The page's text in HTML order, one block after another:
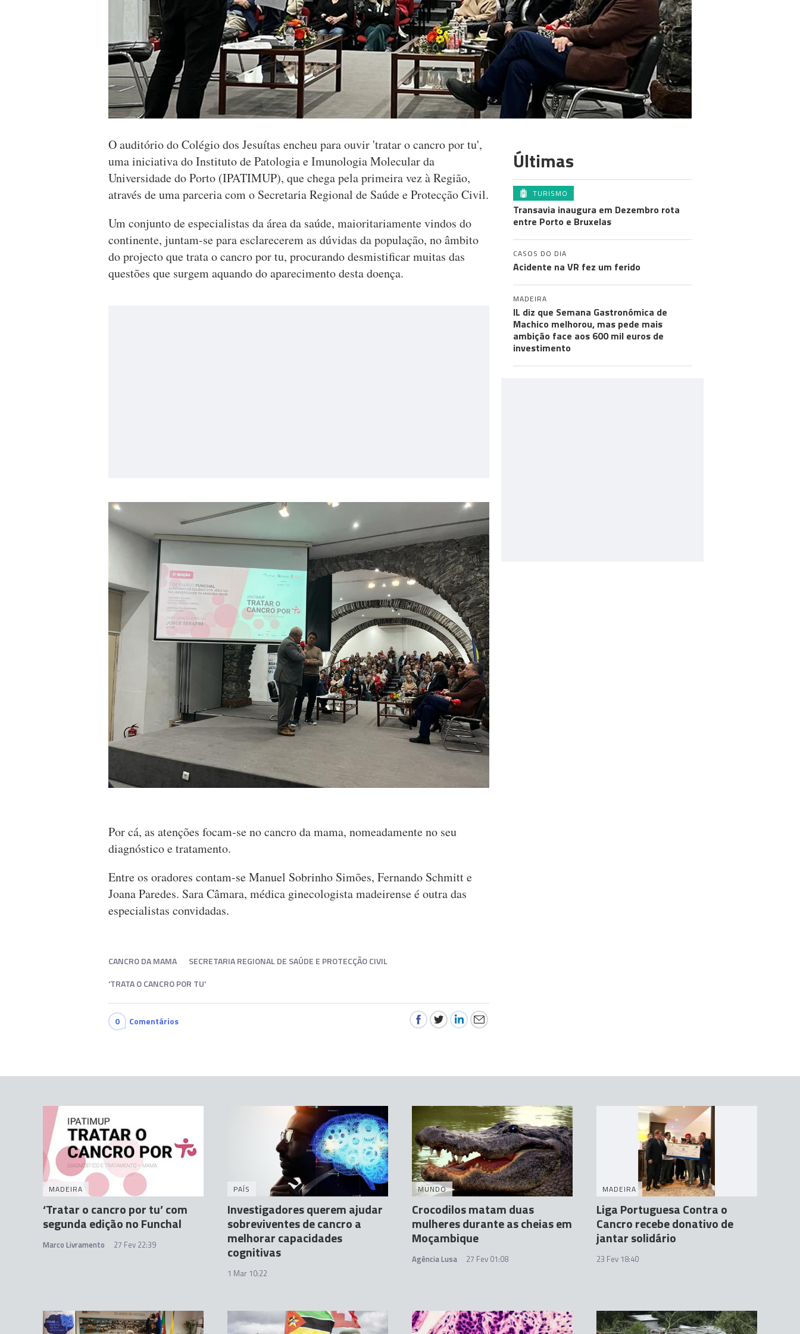
O auditório do Colégio dos Jesuítas encheu para ouvir 'tratar o cancro por tu',
uma iniciativa do Instituto de Patologia e Imunologia Molecular da
Universidade do Porto (IPATIMUP), que chega pela primeira vez à Região,
através de uma parceria com o Secretaria Regional de Saúde e Protecção Civil.
Um conjunto de especialistas da área da saúde, maioritariamente vindos do
continente, juntam-se para esclarecerem as dúvidas da população, no âmbito
do projecto que trata o cancro por tu, procurando desmistificar muitas das
questões que surgem aquando do aparecimento desta doença.
Por cá, as atenções focam-se no cancro da mama, nomeadamente no seu
diagnóstico e tratamento.
Entre os oradores contam-se Manuel Sobrinho Simões, Fernando Schmitt e
Joana Paredes. Sara Câmara, médica ginecologista madeirense é outra das
especialistas convidadas.
CANCRO DA MAMA
SECRETARIA REGIONAL DE SAÚDE E PROTECÇÃO CIVIL
'TRATA O CANCRO POR TU'
0 Comentários
Últimas
TURISMO
Transavia inaugura em Dezembro rota
entre Porto e Bruxelas
CASOS DO DIA
Acidente na VR fez um ferido
MADEIRA
IL diz que Semana Gastronómica de
Machico melhorou, mas pede mais
ambição face aos 600 mil euros de
investimento
MADEIRA
‘Tratar o cancro por tu’ com
segunda edição no Funchal
Marco Livramento 27 Fev 22:39
PAÍS
Investigadores querem ajudar
sobreviventes de cancro a
melhorar capacidades
cognitivas
1 Mar 10:22
MUNDO
Crocodilos matam duas
mulheres durante as cheias em
Moçambique
Agência Lusa 27 Fev 01:08
MADEIRA
Liga Portuguesa Contra o
Cancro recebe donativo de
jantar solidário
23 Fev 18:40